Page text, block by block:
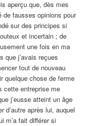
aperçu que, dès mes
de fausses opinions pour
sur des principes si
et incertain ; de
une fois en ma
que j’avais reçues
tout de nouveau
quelque chose de ferme
cette entreprise me
j’eusse atteint un âge
d’autre après lui, auquel
m’a fait différer si